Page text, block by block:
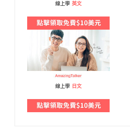
線上學 英文
線上學 日文